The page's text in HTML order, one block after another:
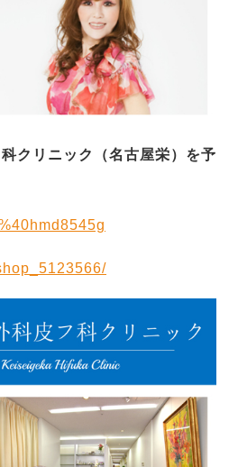
クリニック（名古屋栄）を予